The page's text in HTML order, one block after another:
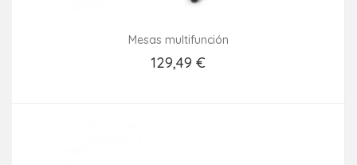
Mesas multifunción
129,49 €